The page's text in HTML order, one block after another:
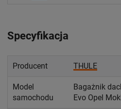
Specyfikacja
Producent THULE
Model
samochodu
Bagażnik
Evo Opel